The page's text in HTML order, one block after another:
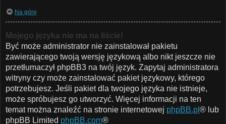
Na górę
Mojego języka nie ma na liście!
Być może administrator nie zainstalował pakietu
zawierającego twoją wersję językową albo nikt jeszcze nie
przetłumaczył phpBB3 na twój język. Zapytaj administratora
witryny czy może zainstalować pakiet językowy, którego
potrzebujesz. Jeśli pakiet dla twojego języka nie istnieje,
może spróbujesz go utworzyć. Więcej informacji na ten
temat można znaleźć na stronie internetowej phpBB.pl ® lub
phpBB Limited phpBB.com®